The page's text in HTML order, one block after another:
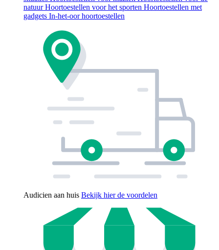
natuurHoortoestellen voor het sporten Hoortoestellen met
gadgets In-het-oor hoortoestellen
Audicien aan huis Bekijk hier de voordelen